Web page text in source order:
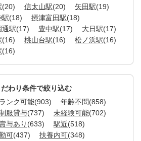
(20) 信太山駅(20) 矢田駅(19)
駅(18) 摂津富田駅(18)
通駅(17) 豊中駅(17) 大日駅(17)
(16) 桃山台駅(16) 松ノ浜駅(16)
(16)
わり条件で絞り込む
ンク可能(903) 年齢不問(858)
服貸与(737) 未経験可能(702)
与あり (633) 駅近(518)
可(437) 扶養内可(348)